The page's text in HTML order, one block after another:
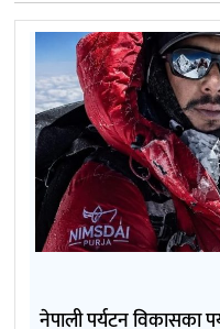
नेपाली पर्यटन विकासका